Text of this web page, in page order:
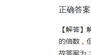
正确答